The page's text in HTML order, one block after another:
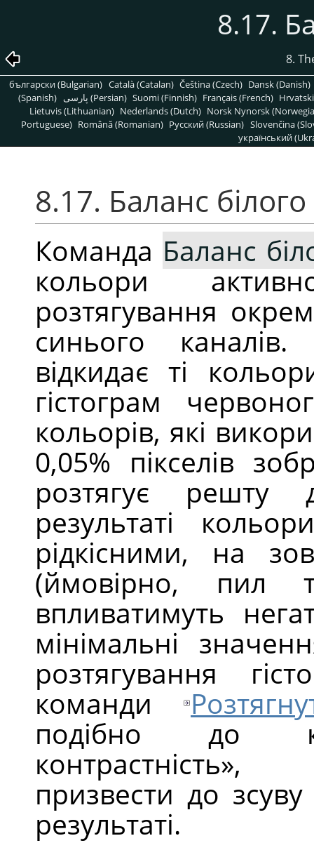
8.17.
8.
български (Bulgarian) Català (Catalan) Čeština (Czech) Dansk (Danish)
(Spanish)
پارسی (Persian) Suomi (Finnish) Français (French)
Lietuvis (Lithuanian) Nederlands (Dutch) Norsk Nynorsk
Portuguese) Română (Romanian) Pусский (Russian) Slovenčina
український
8.17. Баланс білого
Команда Баланс
кольори
розтягування
синього
відкидає ті
гістограм
кольорів, які
0,05% пікселів
розтягує решту
результаті
рідкісними, на
(ймовірно, пил
впливатимуть
мінімальні
розтягування
команди
подібно до
контрастність»,
призвести до зсуву
результаті.